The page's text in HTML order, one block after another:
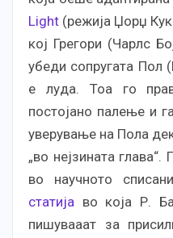
Light (режија Џорџ
кој Грегори (Чарлс
убеди сопругата Пол
е луда. Тоа го
постојано палење и
уверување на Пола
„во нејзината
во научното
статија во која Р.
пишувааат за